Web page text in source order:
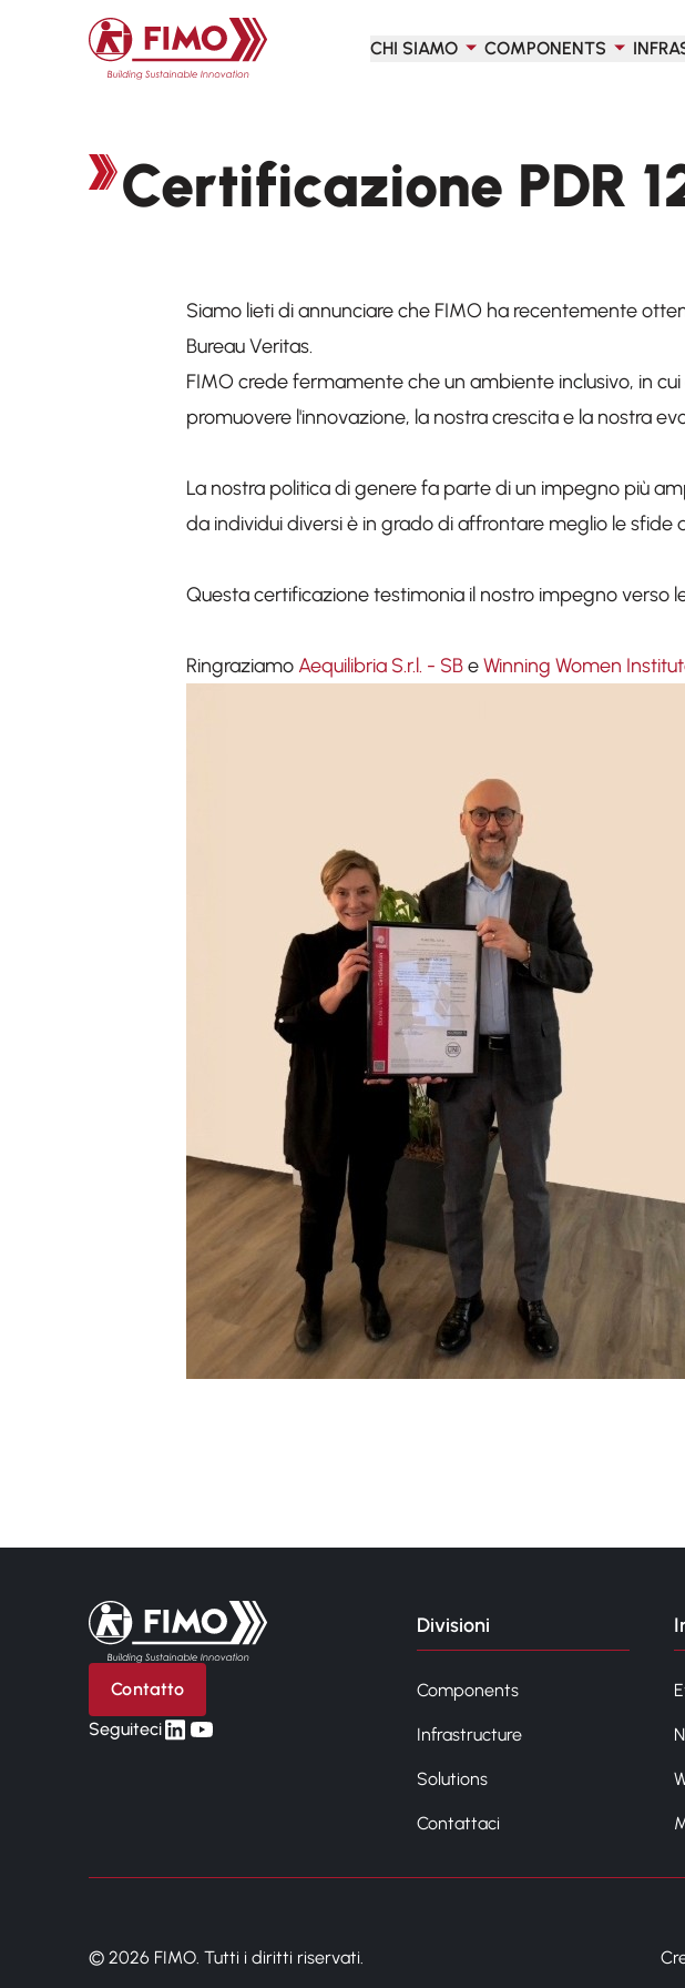
Torna alla pagina iniziale
CHI SIAMO
COMPONENTS
Certificazione PDR
Siamo lieti di annunciare che FIMO ha recentemente
Bureau Veritas.
FIMO crede fermamente che un ambiente inclusivo, in
promuovere l'innovazione, la nostra crescita e la nostra
La nostra politica di genere fa parte di un impegno più
da individui diversi è in grado di affrontare meglio le sfide
Questa certificazione testimonia il nostro impegno verso
RingraziamoAequilibria S.r.l. - SBeWinning Women
Torna alla pagina iniziale
Contatto
Seguitecilinkedin
yt
Divisioni
Components
Infrastructure
Solutions
Contattaci
© 2026 FIMO. Tutti i diritti riservati.